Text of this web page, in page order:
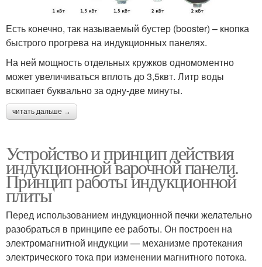
Есть конечно, так называемый бустер (booster) – кнопка
быстрого прогрева на индукционных панелях.
На ней мощность отдельных кружков одномоментно
может увеличиваться вплоть до 3,5квт. Литр воды
вскипает буквально за одну-две минуты.
читать дальше →
Устройство и принцип действия
индукционной варочной панели.
Принцип работы индукционной
плиты
Перед использованием индукционной печки желательно
разобраться в принципе ее работы. Он построен на
электромагнитной индукции — механизме протекания
электрического тока при изменении магнитного потока.